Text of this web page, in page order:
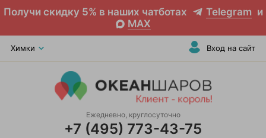
Получи скидку 5% в наших чатботах Telegram и
MAX
Химки Вход на сайт
Ежедневно, круглосуточно
+7 (495) 773-43-75